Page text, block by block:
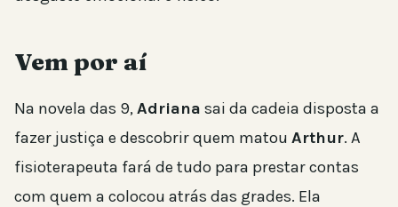
Vem por aí
Na novela das 9,Adriana sai da cadeia disposta a
fazer justiça e descobrir quem matou Arthur. A
fisioterapeuta fará de tudo para prestar contas
com quem a colocou atrás das grades. Ela